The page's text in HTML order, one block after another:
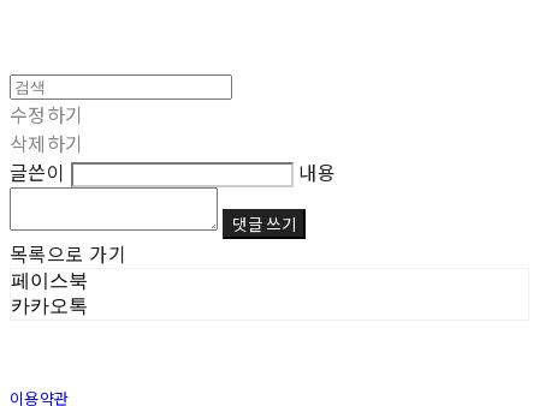
수정하기
삭제하기
글쓴이
내용
댓글 쓰기
목록으로 가기
페이스북
카카오톡
이용약관